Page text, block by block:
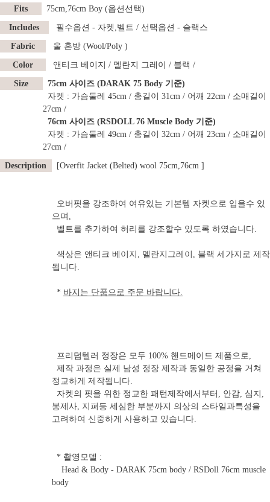
Fits 75cm,76cm Boy (옵션선택)
Includes 필수옵션 - 자켓,벨트 / 선택옵션 - 슬랙스
Fabric 울 혼방 (Wool/Poly )
Color 앤티크 베이지 / 멜란지 그레이 / 블랙 /
Size
75cm 사이즈 (DARAK 75 Body 기준)
자켓 : 가슴둘레 45cm / 총길이 31cm / 어깨 22cm / 소매길이
27cm /
76cm 사이즈 (RSDOLL 76 Muscle Body 기준)
자켓 : 가슴둘레 49cm / 총길이 32cm / 어깨 23cm / 소매길이
27cm /
Description [Overfit Jacket (Belted) wool 75cm,76cm ]
오버핏을 강조하여 여유있는 기본템 자켓으로 입을수 있
으며,
벨트를 추가하여 허리를 강조할수 있도록 하였습니다.
색상은 앤티크 베이지, 멜란지그레이, 블랙 세가지로 제작
됩니다.
* 바지는 단품으로 주문 바랍니다.
프리덤텔러 정장은 모두 100% 핸드메이드 제품으로,
제작 과정은 실제 남성 정장 제작과 동일한 공정을 거쳐
정교하게 제작됩니다.
자켓의 핏을 위한 정교한 패턴제작에서부터, 안감, 심지,
봉제사, 지퍼등 세심한 부분까지 의상의 스타일과특성을
고려하여 신중하게 사용하고 있습니다.
* 촬영모델 :
Head & Body - DARAK 75cm body / RSDoll 76cm muscle
body